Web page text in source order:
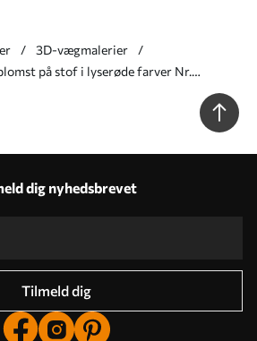
3D-vægmalerier
på stof i lyserøde farver Nr.
dig nyhedsbrevet
Tilmeld dig